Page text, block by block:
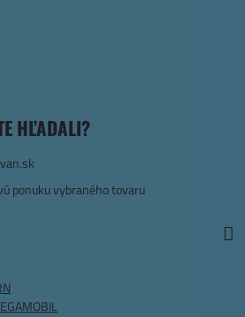
HĽADALI?
ponuku vybraného tovaru